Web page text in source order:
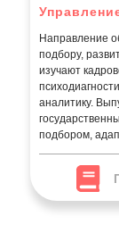
Направление
подбору,
изучают
аналитику.
подбором,